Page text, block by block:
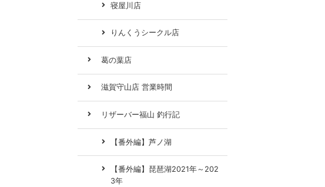
寝屋川店
りんくうシークル店
葛の葉店
滋賀守山店 営業時間
リザーバー福山 釣行記
【番外編】芦ノ湖
【番外編】琵琶湖2021年～202
3年